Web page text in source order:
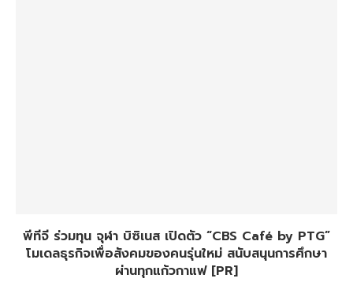
พีทีจี ร่วมทุน จุฬา บิซิเนส เปิดตัว “CBS Café by PTG”
โมเดลธุรกิจเพื่อสังคมของคนรุ่นใหม่ สนับสนุนการศึกษา
ผ่านทุกแก้วกาแฟ [PR]